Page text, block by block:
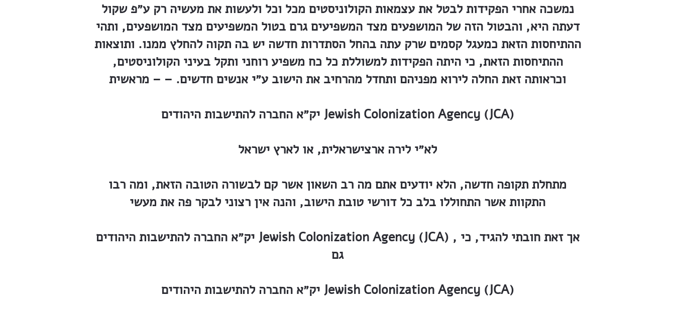
נמשכה אחרי הפקידות לבטל את עצמאות הקולוניסטים מכל וכל ולעשות את מעשיה רק ע״פ שקול
דעתה היא, והבטול הזה של המושפעים מצד המשפיעים גרם בטול המשפיעים מצד המושפעים, ותהי
ההתיחסות הזאת כמעגל קסמים שרק עתה בהחל הסתדרות חדשה יש בה תקוה להחלץ ממנו. ותוצאות
ההתיחסות הזאת, כי היתה הפקידות למשוללת כל כח משפיע רוחני ותקל בעיני הקולוניסטים,
וכראותה זאת החלה לירוא מפניהם ותחדל מהרחיב את הישוב ע״י אנשים חדשים. – – מראשית
יק״א החברה להתישבות היהודים Jewish Colonization Agency (JCA)
לא״י לירה ארצישראלית, או לארץ ישראל
מתחלת תקופה חדשה, הלא יודעים אתם מה רב השאון אשר קם לבשורה הטובה הזאת, ומה רבו
התקוות אשר התחוללו בלב כל דורשי טובת הישוב, והנה אין רצוני לבקר פה את מעשי
יק״א החברה להתישבות היהודים Jewish Colonization Agency (JCA) , אך זאת חובתי להגיד, כי
גם
יק״א החברה להתישבות היהודים Jewish Colonization Agency (JCA)